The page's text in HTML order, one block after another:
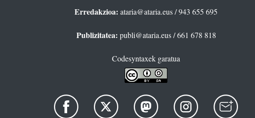
Erredakzioa: ataria@ataria.eus/ 943 655 695
Publizitatea: publi@ataria.eus/ 661 678 818
Codesyntaxek garatua